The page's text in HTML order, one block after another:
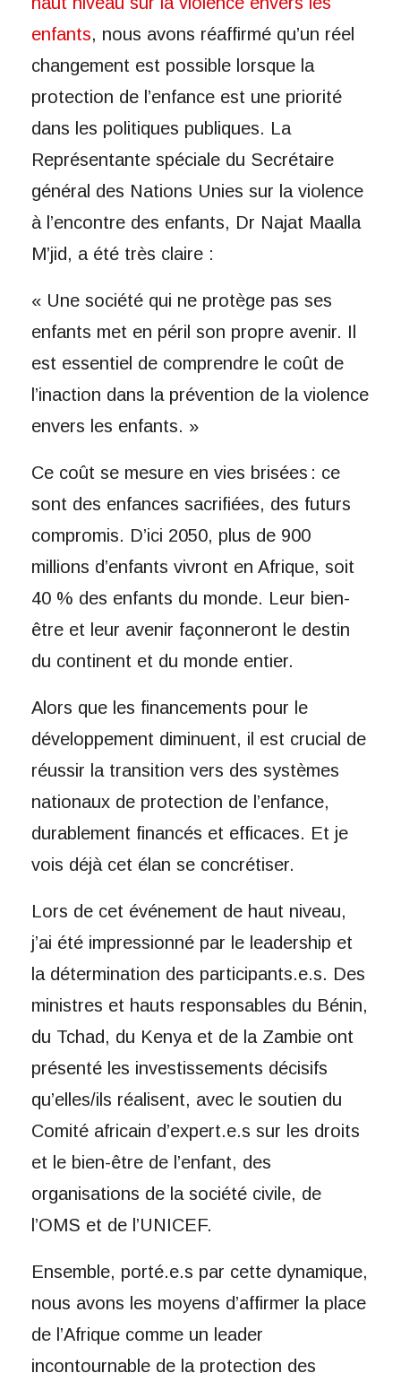
enfants, nous avons réaffirmé qu’un réel
changement est possible lorsque la
protection de l’enfance est une priorité
dans les politiques publiques. La
Représentante spéciale du Secrétaire
général des Nations Unies sur la violence
à l’encontre des enfants, Dr Najat Maalla
M’jid, a été très claire :
« Une société qui ne protège pas ses
enfants met en péril son propre avenir. Il
est essentiel de comprendre le coût de
l’inaction dans la prévention de la violence
envers les enfants. »
Ce coût se mesure en vies brisées : ce
sont des enfances sacrifiées, des futurs
compromis. D’ici 2050, plus de 900
millions d’enfants vivront en Afrique, soit
40 % des enfants du monde. Leur bien-
être et leur avenir façonneront le destin
du continent et du monde entier.
Alors que les financements pour le
développement diminuent, il est crucial de
réussir la transition vers des systèmes
nationaux de protection de l’enfance,
durablement financés et efficaces. Et je
vois déjà cet élan se concrétiser.
Lors de cet événement de haut niveau,
j’ai été impressionné par le leadership et
la détermination des participants.e.s. Des
ministres et hauts responsables du Bénin,
du Tchad, du Kenya et de la Zambie ont
présenté les investissements décisifs
qu’elles/ils réalisent, avec le soutien du
Comité africain d’expert.e.s sur les droits
et le bien-être de l’enfant, des
organisations de la société civile, de
l’OMS et de l’UNICEF.
Ensemble, porté.e.s par cette dynamique,
nous avons les moyens d’affirmer la place
de l’Afrique comme un leader
incontournable de la protection des